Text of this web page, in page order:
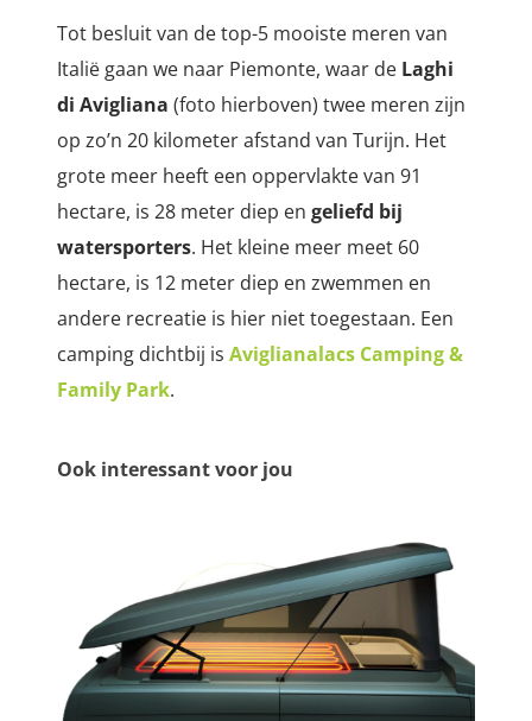
Tot besluit van de top-5 mooiste meren van
Italië gaan we naar Piemonte, waar de Laghi
di Avigliana (foto hierboven) twee meren zijn
op zo’n 20 kilometer afstand van Turijn. Het
grote meer heeft een oppervlakte van 91
hectare, is 28 meter diep en geliefd bij
watersporters. Het kleine meer meet 60
hectare, is 12 meter diep en zwemmen en
andere recreatie is hier niet toegestaan. Een
camping dichtbij is Aviglianalacs Camping &
Family Park.
Ook interessant voor jou